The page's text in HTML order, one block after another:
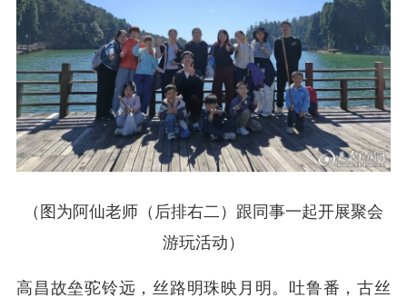
（图为阿仙老师（后排右二）跟同事一起开展聚会
游玩活动）
高昌故垒驼铃远，丝路明珠映月明。吐鲁番，古丝